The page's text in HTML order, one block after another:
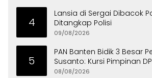
4
Lansia di Sergai Dibacok
Ditangkap Polisi
09/08/2026
5
PAN Banten Bidik 3 Besar
Susanto: Kursi Pimpinan
08/08/2026